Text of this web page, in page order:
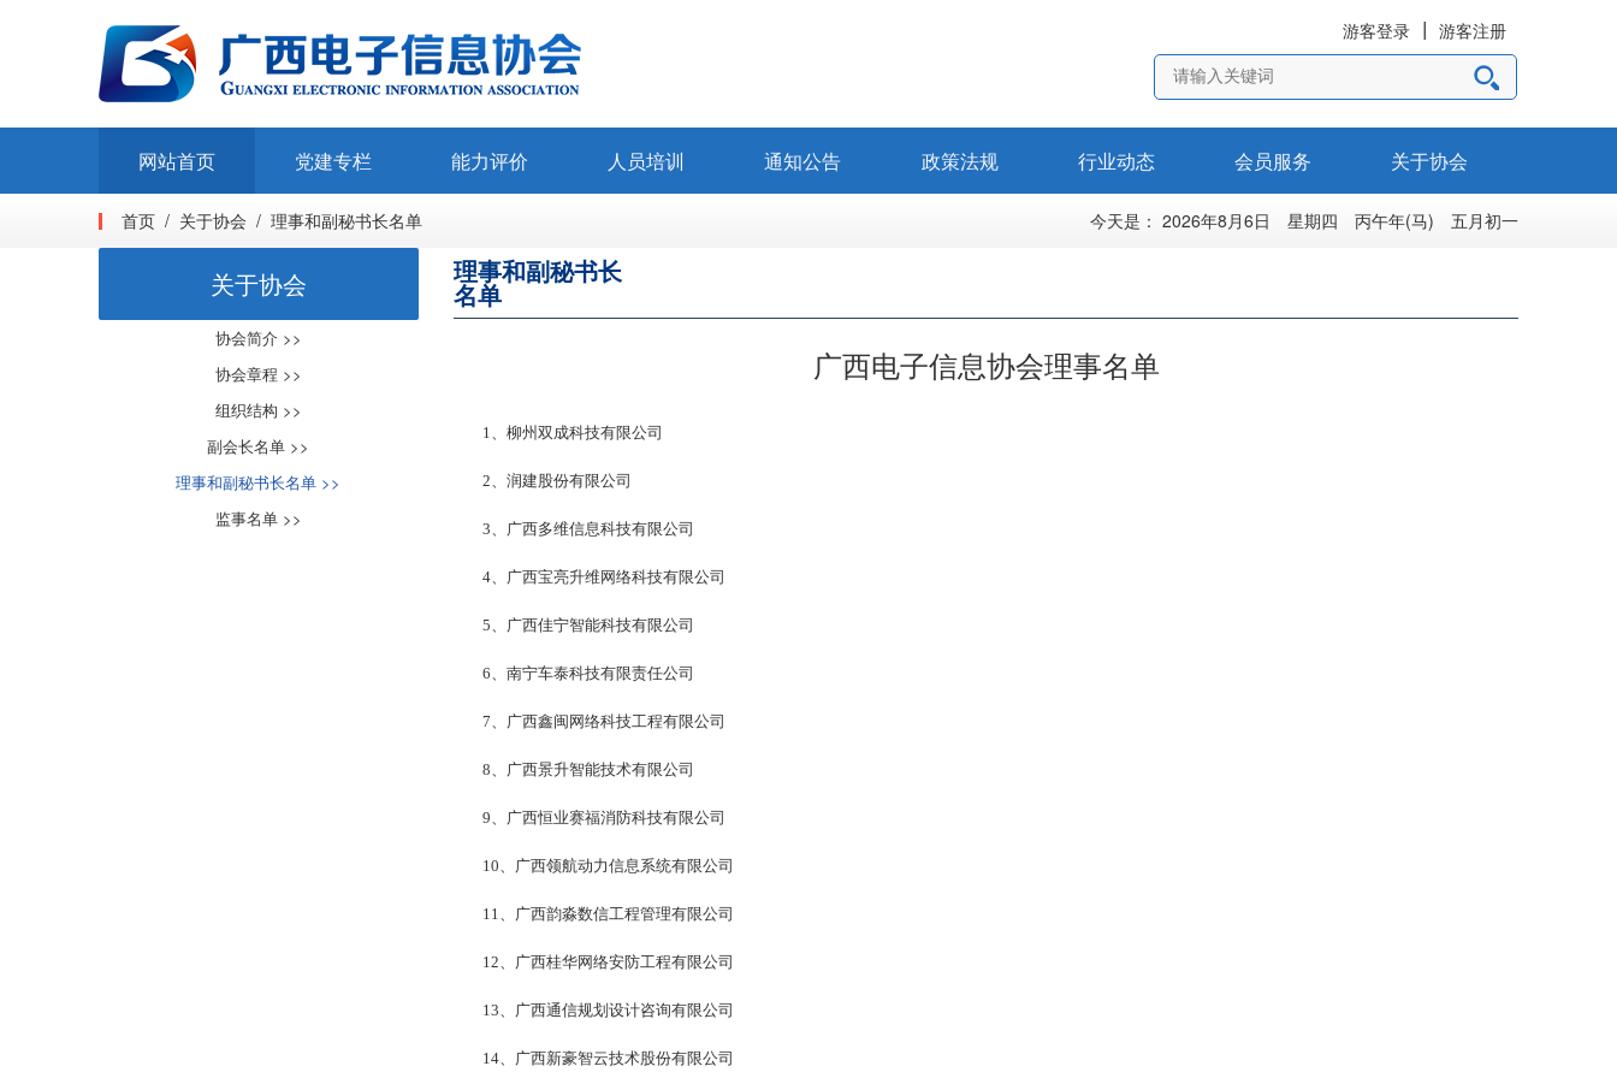
游客登录 游客注册
网站首页 党建专栏 能力评价 人员培训 通知公告 政策法规 行业动态 会员服务 关于协会
首页 / 关于协会 / 理事和副秘书长名单 今天是： 2026年8月6日 星期四 丙午年(马) 五月初一
关于协会
协会简介 >>
协会章程 >>
组织结构 >>
副会长名单 >>
理事和副秘书长名单 >>
监事名单 >>
理事和副秘书长
名单
广西电子信息协会理事名单
1、柳州双成科技有限公司
2、润建股份有限公司
3、广西多维信息科技有限公司
4、广西宝亮升维网络科技有限公司
5、广西佳宁智能科技有限公司
6、南宁车泰科技有限责任公司
7、广西鑫闽网络科技工程有限公司
8、广西景升智能技术有限公司
9、广西恒业赛福消防科技有限公司
10、广西领航动力信息系统有限公司
11、广西韵淼数信工程管理有限公司
12、广西桂华网络安防工程有限公司
13、广西通信规划设计咨询有限公司
14、广西新豪智云技术股份有限公司